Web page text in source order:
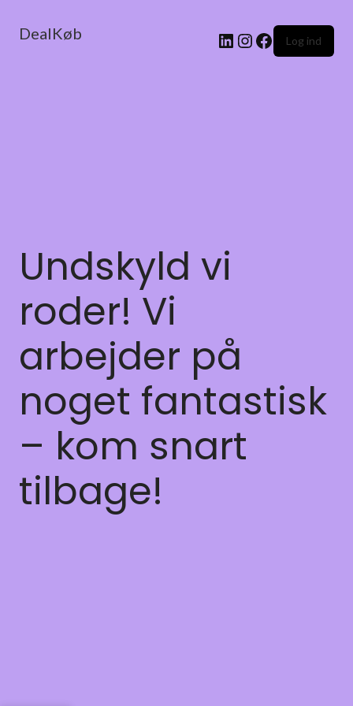
DealKøb Log ind
Undskyld vi
roder! Vi
arbejder på
noget fantastisk
– kom snart
tilbage!